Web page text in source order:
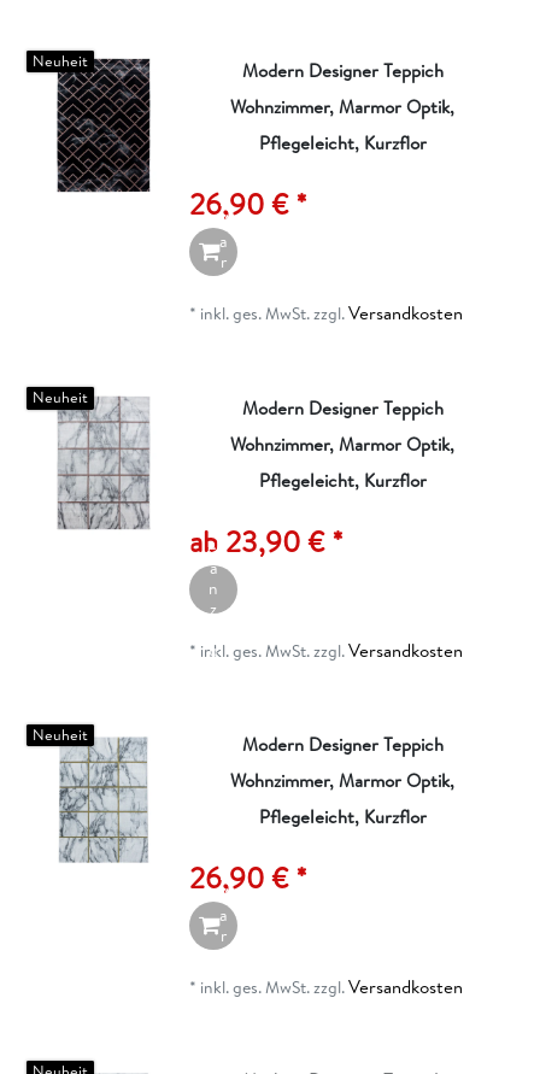
Neuheit
Modern Designer Teppich
Wohnzimmer, Marmor Optik,
Pflegeleicht, Kurzflor
26,90 € *
n
W
a
r
e
n
k
* inkl. ges. MwSt.zzgl.Versandkosten
Neuheit
Modern Designer Teppich
Wohnzimmer, Marmor Optik,
Pflegeleicht, Kurzflor
ab 23,90 € *
ik
el
a
n
z
g
* inkl. ges. MwSt.zzgl.Versandkosten
Neuheit
Modern Designer Teppich
Wohnzimmer, Marmor Optik,
Pflegeleicht, Kurzflor
26,90 € *
n
W
a
r
e
n
k
* inkl. ges. MwSt.zzgl.Versandkosten